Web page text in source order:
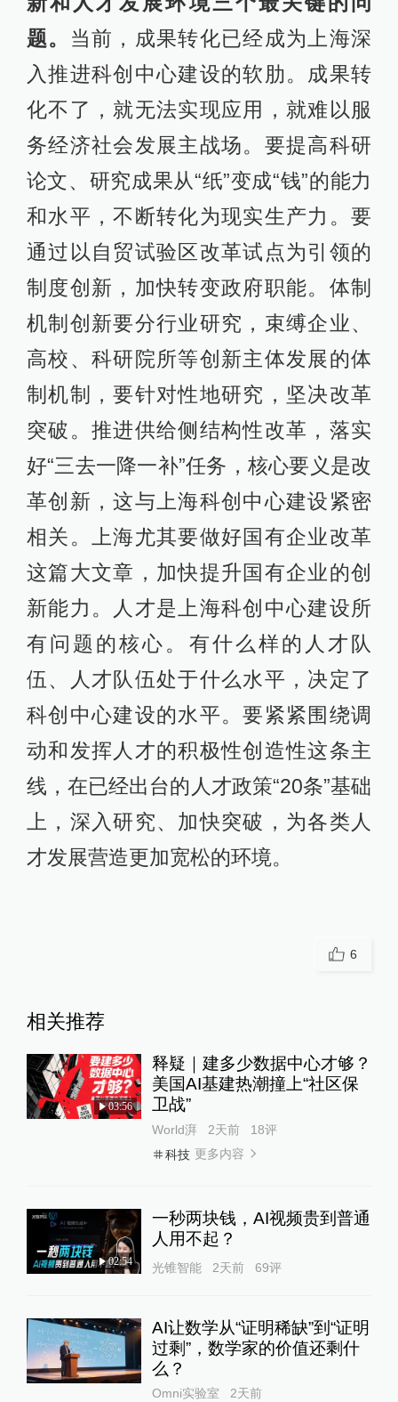
题。 当前，成果转化已经成为上海深
入推进科创中心建设的软肋。成果转
化不了，就无法实现应用，就难以服
务经济社会发展主战场。要提高科研
论文、研究成果从“纸”变成“钱”的能力
和水平，不断转化为现实生产力。要
通过以自贸试验区改革试点为引领的
制度创新，加快转变政府职能。体制
机制创新要分行业研究，束缚企业、
高校、科研院所等创新主体发展的体
制机制，要针对性地研究，坚决改革
突破。推进供给侧结构性改革，落实
好“三去一降一补”任务，核心要义是改
革创新，这与上海科创中心建设紧密
相关。上海尤其要做好国有企业改革
这篇大文章，加快提升国有企业的创
新能力。人才是上海科创中心建设所
有问题的核心。有什么样的人才队
伍、人才队伍处于什么水平，决定了
科创中心建设的水平。要紧紧围绕调
动和发挥人才的积极性创造性这条主
线，在已经出台的人才政策“20条”基础
上，深入研究、加快突破，为各类人
才发展营造更加宽松的环境。
6
相关推荐
03:56
释疑｜建多少数据中心才够？
美国AI基建热潮撞上“社区保
卫战”
World湃 2天前 18评
科技 更多内容
02:54
一秒两块钱，AI视频贵到普通
人用不起？
光锥智能 2天前 69评
AI让数学从“证明稀缺”到“证明
过剩”，数学家的价值还剩什
么？
Omni实验室 2天前